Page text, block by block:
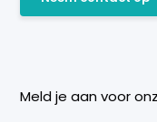
Meld je aan voor